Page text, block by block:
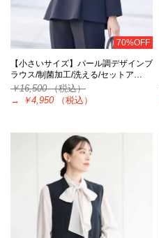
70%OFF
【小さいサイズ】パール調デザインブ
ラウス/制菌加工/洗える/セットア…
￥16,500（税込）
→
￥4,950 （税込）